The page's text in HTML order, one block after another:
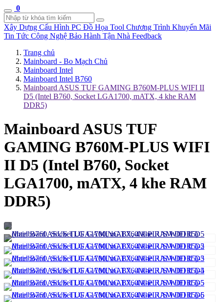
0
Xây Dựng Cấu Hình PC Đồ Họa Tool Chương Trình Khuyến Mãi
Tin Tức Công Nghệ Bảo Hành Tận Nhà Feedback
Trang chủ
Mainboard - Bo Mạch Chủ
Mainboard Intel
Mainboard Intel B760
Mainboard ASUS TUF GAMING B760M-PLUS WIFI II
D5 (Intel B760, Socket LGA1700, mATX, 4 khe RAM
DDR5)
Mainboard ASUS TUF
GAMING B760M-PLUS WIFI
II D5 (Intel B760, Socket
LGA1700, mATX, 4 khe RAM
DDR5)